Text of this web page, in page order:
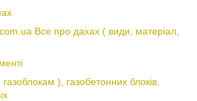
Все про дахах ( види, матеріал,
), газобетонних блоків,